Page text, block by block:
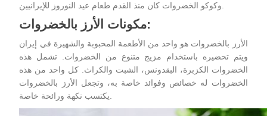
مكونات الأرز بالخضروات:
الأرز بالخضروات هو واحد من الأطعمة المحبوبة والشهيرة في إيران
ويتم تحضيره باستخدام مزيج متنوع من الخضروات. تشمل هذه
الخضروات الكزبرة، البقدونس، الشبت والكراث. كل واحد من هذه
الخضروات له خصائص وفوائد خاصة به، وتجعل الأرز بالخضروات